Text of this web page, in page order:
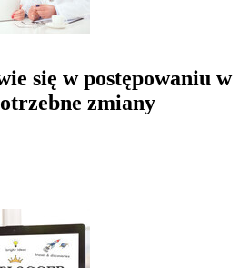
się w postępowaniu w
zmiany